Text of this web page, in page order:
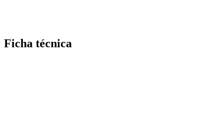
Ficha técnica